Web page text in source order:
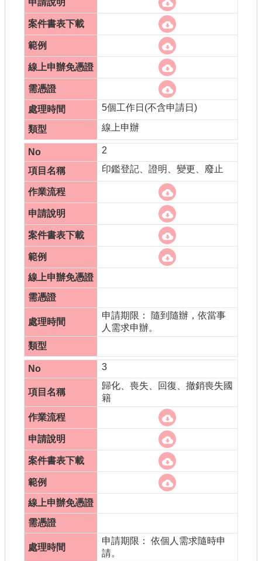
5個工作日(不含申請日)
線上申辦
2
印鑑登記、證明、變更、廢止
申請期限： 隨到隨辦，依當事
人需求申辦。
3
歸化、喪失、回復、撤銷喪失國
籍
申請期限： 依個人需求隨時申
請。